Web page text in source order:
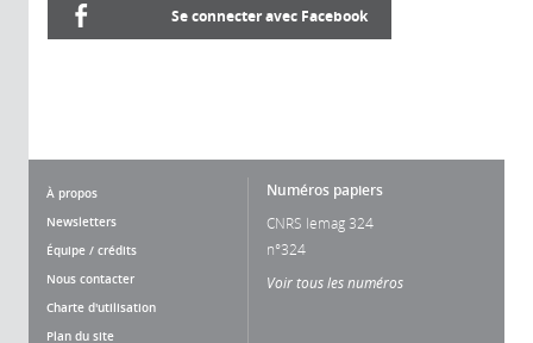
Se connecter avec Facebook
À propos
Newsletters
Équipe / crédits
Nous contacter
Charte d'utilisation
Plan du site
Numéros papiers
CNRS lemag 324
n°324
Voir tous les numéros